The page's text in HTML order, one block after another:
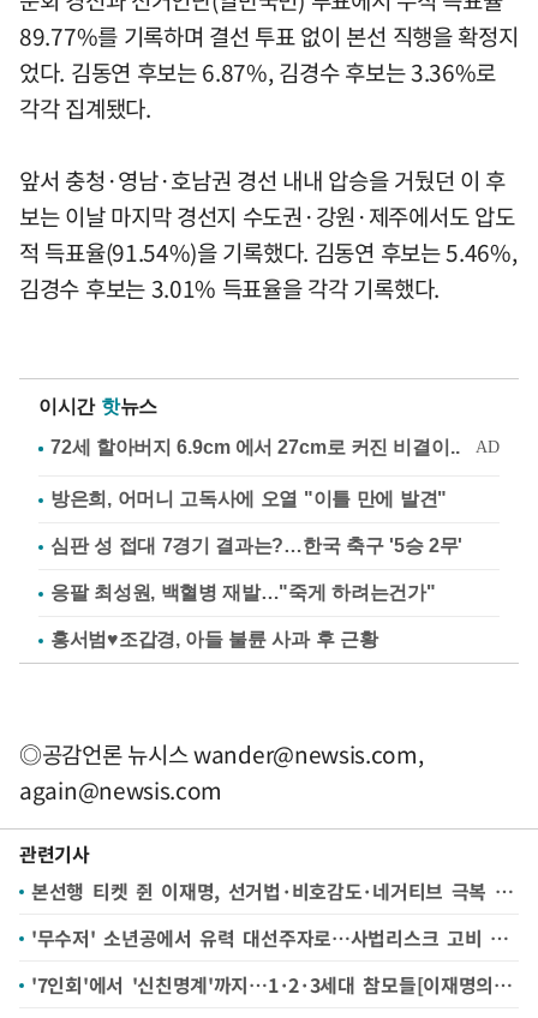
89.77%를 기록하며 결선 투표 없이 본선 직행을 확정지
었다. 김동연 후보는 6.87%, 김경수 후보는 3.36%로
각각 집계됐다.
앞서 충청·영남·호남권 경선 내내 압승을 거뒀던 이 후
보는 이날 마지막 경선지 수도권·강원·제주에서도 압도
적 득표율(91.54%)을 기록했다. 김동연 후보는 5.46%,
김경수 후보는 3.01% 득표율을 각각 기록했다.
이시간 핫뉴스
방은희, 어머니 고독사에 오열 "이틀 만에 발견"
심판 성 접대 7경기 결과는?…한국 축구 '5승 2무'
응팔 최성원, 백혈병 재발…"죽게 하려는건가"
홍서범♥조갑경, 아들 불륜 사과 후 근황
◎공감언론 뉴시스wander@newsis.com,
again@newsis.com
관련기사
본선행 티켓 쥔 이재명, 선거법·비호감도·네거티브 극복 숙제[이재명의 과제]
'무수저' 소년공에서 유력 대선주자로…사법리스크 고비 넘고 본선 진출[이재명은 누구]
'7인회'에서 '신친명계'까지…1·2·3세대 참모들[이재명의 사람들]